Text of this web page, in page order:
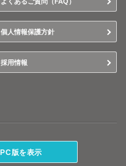
個人情報保護方針
採用情報
PC版を表示